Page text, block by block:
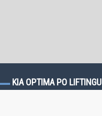
KIA OPTIMA PO LIFTINGU